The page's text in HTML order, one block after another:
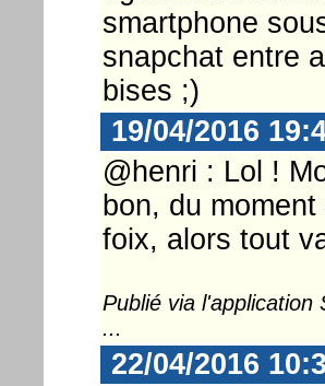
smartphone
snapchat entre
bises ;)
19/04/2016
@henri : Lol !
bon, du
foix, alors tout
Publié via
...
22/04/2016